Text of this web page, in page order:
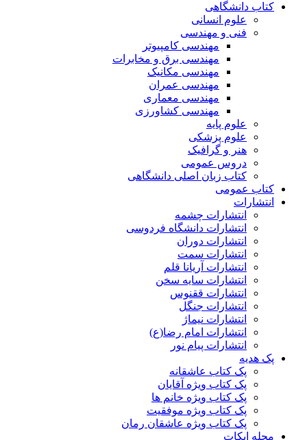
کتاب دانشگاهی
علوم انسانی
فنی و مهندسی
مهندسی کامپیوتر
مهندسی برق و مخابرات
مهندسی مکانیک
مهندسی عمران
مهندسی معماری
مهندسی کشاورزی
علوم پایه
علوم پزشکی
هنر و گرافیک
دروس عمومی
کتاب زبان اصلی دانشگاهی
کتاب عمومی
انتشارات
انتشارات چشمه
انتشارات دانشگاه فردوسی
انتشارات دوران
انتشارات سمت
انتشارات آریانا قلم
انتشارات سایه سخن
انتشارات ققنوس
انتشارات جنگل
انتشارات نیماژ
انتشارات امام رضا(ع)
انتشارات پیام نور
پک هدیه
پک کتاب عاشقانه
پک کتاب ویژه آقایان
پک کتاب ویژه خانم ها
پک کتاب ویژه موفقیت
پک کتاب ویژه عاشقان رمان
مجله ایکات